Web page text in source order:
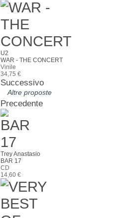
U2
WAR - THE CONCERT
Vinile
34,75 €
Successivo
Altre proposte
Precedente
Trey Anastasio
BAR 17
CD
14,60 €